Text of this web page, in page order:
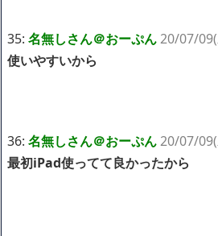
35: 名無しさん＠おーぷん20/07/
使いやすいから
36: 名無しさん＠おーぷん20/07/
最初iPad使ってて良かったから